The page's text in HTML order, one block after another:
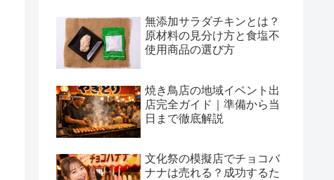
無添加サラダチキンとは？
原材料の見分け方と食塩不
使用商品の選び方
焼き鳥店の地域イベント出
店完全ガイド｜準備から当
日まで徹底解説
文化祭の模擬店でチョコバ
ナナは売れる？成功するた